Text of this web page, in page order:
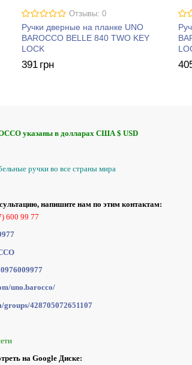
Отзывы: 0
Ручки дверные на планке UNO
BAROCCO BELLE 840 TWO KEY
LOCK
391 грн
указаны в долларах США $ USD
ручки во все страны мира
напишите нам по этим контактам:
600 99 77
uno.barocco/
groups/428705072651107
на Google Диске: